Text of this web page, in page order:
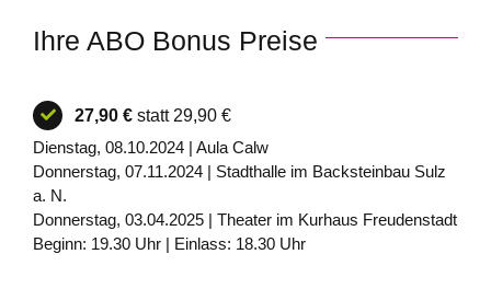
Ihre ABO Bonus Preise
27,90 € statt 29,90 €
Dienstag, 08.10.2024 | Aula Calw
Donnerstag, 07.11.2024 | Stadthalle im Backsteinbau Sulz
a. N.
Donnerstag, 03.04.2025 | Theater im Kurhaus Freudenstadt
Beginn: 19.30 Uhr | Einlass: 18.30 Uhr